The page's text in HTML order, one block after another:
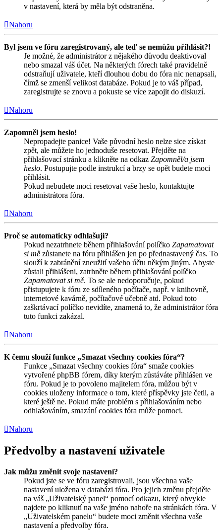
v nastavení, která by měla být odstraněna.
Nahoru
Byl jsem ve fóru zaregistrovaný, ale teď se nemůžu přihlásit?!
Je možné, že administrátor z nějakého důvodu deaktivoval
nebo smazal váš účet. Na některých fórech také pravidelně
odstraňují uživatele, kteří dlouhou dobu do fóra nic nenapsali,
čímž se zmenší velikost databáze. Pokud je to váš případ,
zaregistrujte se znovu a pokuste se více zapojit do diskuzí.
Nahoru
Zapomněl jsem heslo!
Nepropadejte panice! Vaše původní heslo nelze sice získat
zpět, ale můžete ho jednoduše resetovat. Přejděte na
přihlašovací stránku a klikněte na odkaz Zapomněl/a jsem
heslo. Postupujte podle instrukcí a brzy se opět budete moci
přihlásit.
Pokud nebudete moci resetovat vaše heslo, kontaktujte
administrátora fóra.
Nahoru
Proč se automaticky odhlašuji?
Pokud nezatrhnete během přihlašování políčko Zapamatovat
si mě zůstanete na fóru přihlášen jen po přednastavený čas. To
slouží k zabránění zneužití vašeho účtu někým jiným. Abyste
zůstali přihlášeni, zatrhněte během přihlašování políčko
Zapamatovat si mě. To se ale nedoporučuje, pokud
přistupujete k fóru ze sdíleného počítače, např. v knihovně,
internetové kavárně, počítačové učebně atd. Pokud toto
zaškrtávací políčko nevidíte, znamená to, že administrátor fóra
tuto funkci zakázal.
Nahoru
K čemu slouží funkce „Smazat všechny cookies fóra“?
Funkce „Smazat všechny cookies fóra“ smaže cookies
vytvořené phpBB fórem, díky kterým zůstáváte přihlášen ve
fóru. Pokud je to povoleno majitelem fóra, můžou být v
cookies uloženy informace o tom, které příspěvky jste četli, a
které ještě ne. Pokud máte problém s přihlašováním nebo
odhlašováním, smazání cookies fóra může pomoci.
Nahoru
Předvolby a nastavení uživatele
Jak můžu změnit svoje nastavení?
Pokud jste se ve fóru zaregistrovali, jsou všechna vaše
nastavení uložena v databázi fóra. Pro jejich změnu přejděte
na váš „Uživatelský panel“ pomocí odkazu, který obvykle
najdete po kliknutí na vaše jméno nahoře na stránkách fóra. V
„Uživatelském panelu“ budete moci změnit všechna vaše
nastavení a předvolby fóra.